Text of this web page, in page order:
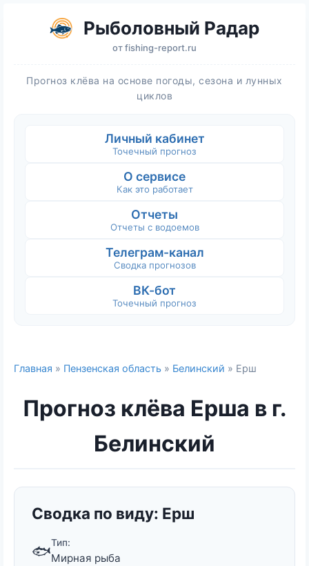
Рыболовный Радар
отfishing-report.ru
Прогноз клёва на основе погоды, сезона и лунных
циклов
Личный кабинет
Точечный прогноз
О сервисе
Как это работает
Отчеты
Отчеты с водоемов
Телеграм-канал
Сводка прогнозов
ВК-бот
Точечный прогноз
Главная » Пензенская область » Белинский » Ерш
Прогноз клёва Ерша в г.
Белинский
Сводка по виду: Ерш
🐟Тип:
Мирная рыба